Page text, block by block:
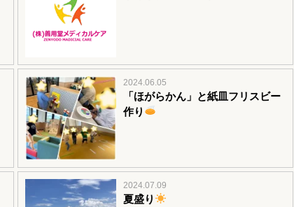
2024.06.05
「ほがらかん」と紙皿フリスビー
作り
2024.07.09
夏盛り